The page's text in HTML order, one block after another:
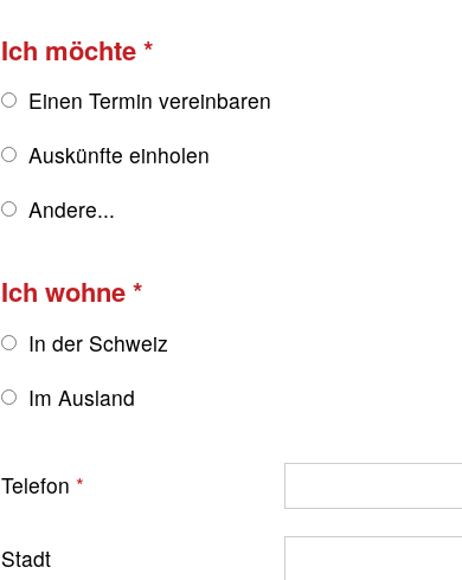
Ich möchte
Einen Termin vereinbaren
Auskünfte einholen
Andere...
Ich wohne
In der Schweiz
Im Ausland
Telefon
Stadt